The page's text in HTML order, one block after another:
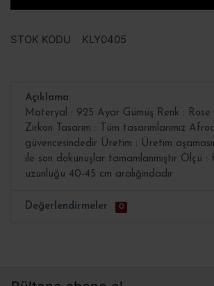
STOK KODU KLY0405
Açıklama
Materyal : 925 Ayar Gümüş Renk : Rose
Zirkon Tasarım : Tüm tasarımlarımız
güvencesindedir Üretim : Üretim
ile son dokunuşlar tamamlanmıştır Ölçü :
uzunluğu 40-45 cm aralığındadır
Değerlendirmeler 0